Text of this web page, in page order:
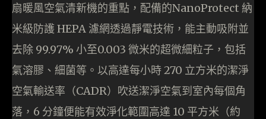
扇暖風空氣清新機的重點，配備的NanoProtect 納
米級防護 HEPA 濾網透過靜電技術，能主動吸附並
去除 99.97% 小至0.003 微米的超微細粒子，包括
氣溶膠、細菌等。以高達每小時 270 立方米的潔淨
空氣輸送率（CADR）吹送潔淨空氣到室內每個角
落，6 分鐘便能有效淨化範圍高達 10 平方米（約